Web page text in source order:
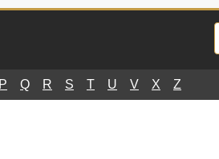
P Q R S T U V X Z